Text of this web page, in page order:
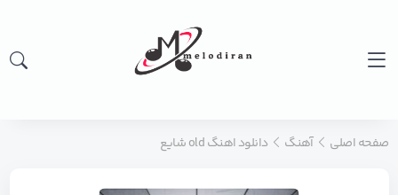
صفحه اصلی آهنگ دانلود اهنگ old شایع